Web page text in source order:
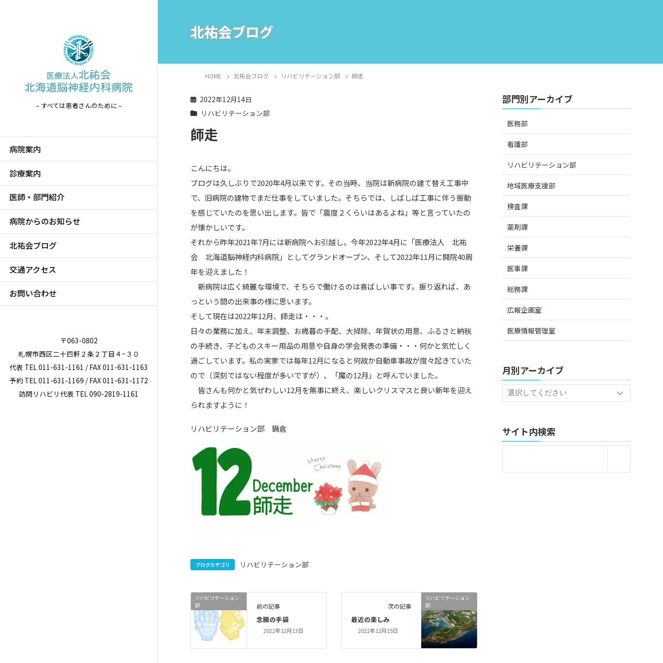
– すべては患者さんのために –
病院案内
診療案内
医師・部門紹介
病院からのお知らせ
北祐会ブログ
交通アクセス
お問い合わせ
〒063-0802
札幌市西区二十四軒２条２丁目４−３０
代表 TEL 011-631-1161 / FAX 011-631-1163
予約 TEL 011-631-1169 / FAX 011-631-1172
訪問リハビリ代表 TEL 090-2819-1161
北祐会ブログ
HOME 北祐会ブログ リハビリテーション部 師走
2022年12月14日
リハビリテーション部
師走
こんにちは。
ブログは久しぶりで2020年4月以来です。その当時、当院は新病院の建て替え工事中
で、旧病院の建物でまだ仕事をしていました。そちらでは、しばしば工事に伴う振動
を感じていたのを思い出します。皆で「震度２くらいはあるよね」等と言っていたの
が懐かしいです。
それから昨年2021年7月には新病院へお引越し。今年2022年4月に「医療法人 北祐
会 北海道脳神経内科病院」としてグランドオープン、そして2022年11月に開院40周
年を迎えました！
新病院は広く綺麗な環境で、そちらで働けるのは喜ばしい事です。振り返れば、あ
っという間の出来事の様に思います。
そして現在は2022年12月、師走は・・・。
日々の業務に加え、年末調整、お歳暮の手配、大掃除、年賀状の用意、ふるさと納税
の手続き、子どものスキー用品の用意や自身の学会発表の準備・・・何かと気忙しく
過ごしています。私の実家では毎年12月になると何故か自動車事故が度々起きていた
ので（深刻ではない程度が多いですが）、「魔の12月」と呼んでいました。
皆さんも何かと気ぜわしい12月を無事に終え、楽しいクリスマスと良い新年を迎え
られますように！
リハビリテーション部 鍋倉
ブログカテゴリ リハビリテーション部
リハビリテーション
部
前の記事
念願の手袋
2022年12月13日
リハビリテーション
部
次の記事
最近の楽しみ
2022年12月15日
部門別アーカイブ
医務部
看護部
リハビリテーション部
地域医療支援部
検査課
薬剤課
栄養課
医事課
総務課
広報企画室
医療情報管理室
月別アーカイブ
サイト内検索